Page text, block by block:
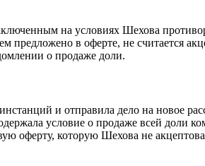
на условиях Шехова
в оферте, не считается
о продаже доли.
и отправила дело на новое
условие о продаже всей доли
оферту, которую Шехова не